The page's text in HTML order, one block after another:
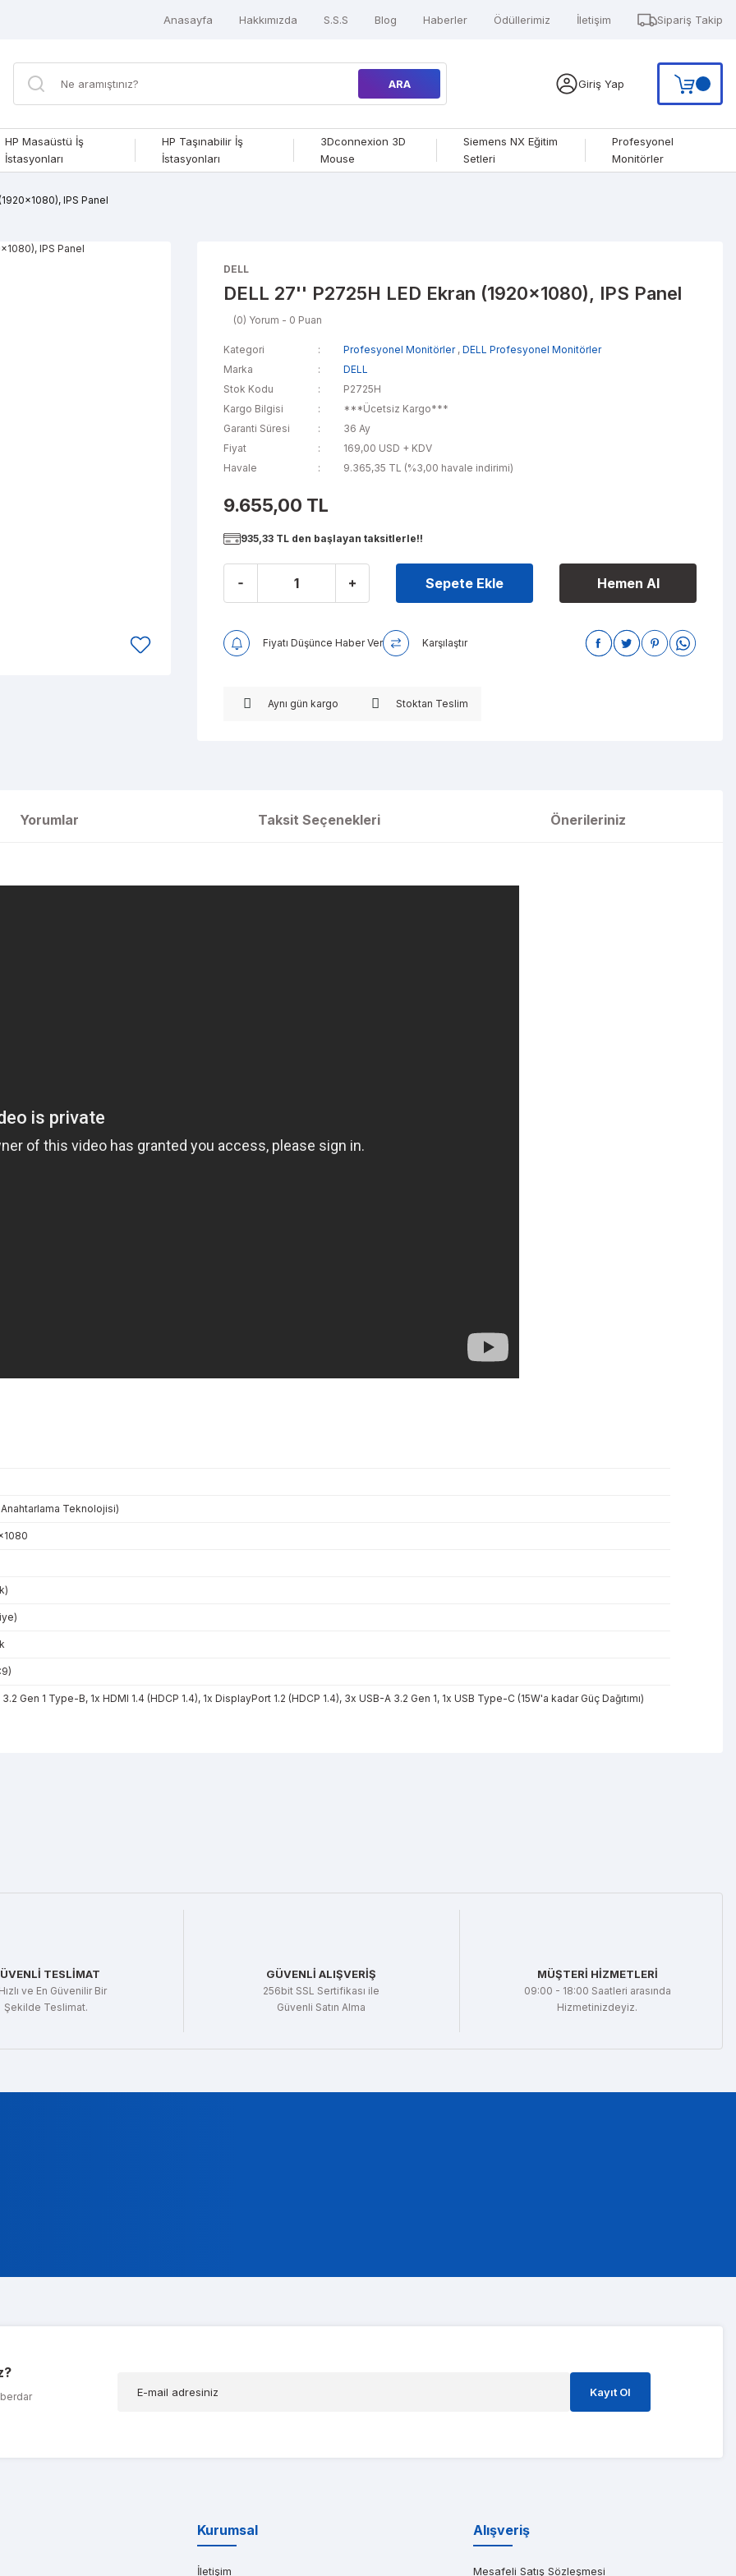
Anasayfa Hakkımızda S.S.S Blog Haberler Ödüllerimiz İletişim Sipariş Takip
ARA Giriş Yap
HP Masaüstü İş
İstasyonları
HP Taşınabilir İş
İstasyonları
3Dconnexion 3D
Mouse
Siemens NX Eğitim
Setleri
Profesyonel
Monitörler
IPS Panel
DELL
DELL 27'' P2725H LED Ekran (1920x1080), IPS Panel
(0) Yorum - 0 Puan
Kategori Profesyonel Monitörler ,DELL Profesyonel Monitörler
Marka
DELL
Stok Kodu
P2725H
Kargo Bilgisi
***Ücetsiz Kargo***
Garanti Süresi
36 Ay
Fiyat
169,00 USD + KDV
Havale
9.365,35 TL (%3,00 havale indirimi)
9.655,00 TL
935,33 TL den başlayan taksitlerle!!
Sepete Ekle Hemen Al
Fiyatı Düşünce Haber Ver Karşılaştır
Aynı gün kargo Stoktan Teslim
Yorumlar Taksit Seçenekleri Önerileriniz
Teknolojisi)
3.2 Gen 1 Type-B, 1x HDMI 1.4 (HDCP 1.4), 1x DisplayPort 1.2 (HDCP 1.4), 3x USB-A 3.2 Gen 1, 1x USB Type-C (15W'a kadar Güç Dağıtımı)
TESLİMAT
ve En Güvenilir Bir
Şekilde Teslimat.
GÜVENLİ ALIŞVERİŞ
256bit SSL Sertifikası ile
Güvenli Satın Alma
MÜŞTERİ HİZMETLERİ
09:00 - 18:00 Saatleri arasında
Hizmetinizdeyiz.
t600 ekran kartımda bir problem olduğunu düşünerek kendilerine ulaştım ve süreci o kadar hızlı yönettiler ki 3 gün içinde kart gitti geldi
Kayıt Ol
Kurumsal
İletişim
Alışveriş
Mesafeli Satış Sözleşmesi